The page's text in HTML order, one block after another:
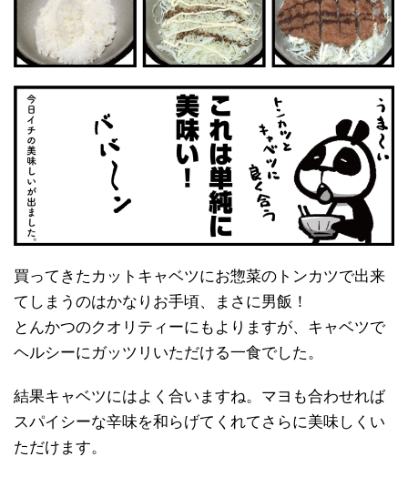
買ってきたカットキャベツにお惣菜のトンカツで出来
てしまうのはかなりお手頃、まさに男飯！
とんかつのクオリティーにもよりますが、キャベツで
ヘルシーにガッツリいただける一食でした。
結果キャベツにはよく合いますね。マヨも合わせれば
スパイシーな辛味を和らげてくれてさらに美味しくい
ただけます。